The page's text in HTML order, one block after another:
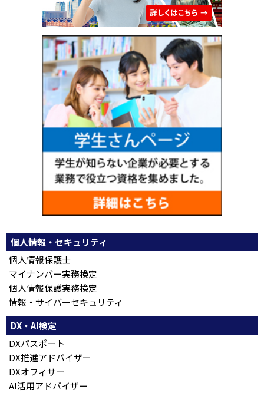
個人情報・セキュリティ
個人情報保護士
マイナンバー実務検定
個人情報保護実務検定
情報・サイバーセキュリティ
DX・AI検定
DXパスポート
DX推進アドバイザー
DXオフィサー
AI活用アドバイザー